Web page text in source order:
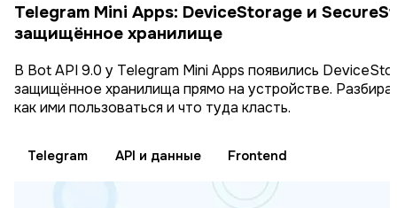
Telegram Mini Apps: DeviceStorage и
защищённое хранилище
В Bot API 9.0 у Telegram Mini Apps появились
защищённое хранилища прямо на устройстве.
как ими пользоваться и что туда класть.
Telegram API и данные Frontend